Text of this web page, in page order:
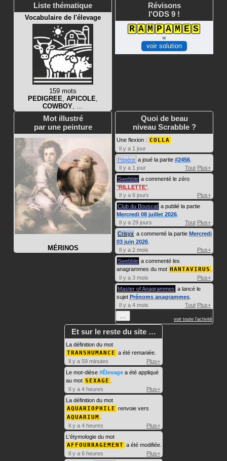
Liste thématique
Vocabulaire de l'élevage
159 mots
PEDIGREE APICOLE
COWBOY
Révisons
l'ODS 9 !
R A M P A M E S
=
voir solution
Mot illustré
par une peinture
MÉRINOS
Quoi de beau
niveau Scrabble ?
Une flexion : COLLA
Il y a 1 jour
Pépère a joué la partie #2456
Il y a 1 jour
Tout Plus+
Swebble a commenté le zéro
RILLETTE
Il y a 6 jours
Plus+
Club du Bouscat a publié la partie
Mercredi 08 juillet 2026
Il y a 29 jours
Tout Plus+
Crisyx a commenté la partie Mercredi
03 juin 2026
Il y a 2 mois
Plus+
Swebble a commenté les
anagrammes du mot HANTAVIRUS
Il y a 3 mois
Plus+
Master of Anagrammes a lancé le
sujet Prénoms anagrammes
Il y a 4 mois
Tout Plus+
voir toute l'activité
Et sur le reste du site …
La définition du mot
TRANSHUMANCE a été remaniée.
Il y a 59 minutes
Plus+
Le mot-dièse #Élevage a été appliqué
au mot SEXAGE
Il y a 4 heures
Plus+
La définition du mot
AQUARIOPHILE renvoie vers
AQUARIUM
Il y a 4 heures
Plus+
L'étymologie du mot
AFFOURRAGEMENT a été modifiée.
Il y a 6 heures
Plus+